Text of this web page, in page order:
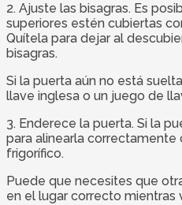
2. Ajuste las bisagras. Es
superiores estén cubiertas
Quítela para dejar al
bisagras.
Si la puerta aún no está
llave inglesa o un juego de
3. Enderece la puerta. Si la
para alinearla correctamente
frigorífico.
Puede que necesites que
en el lugar correcto mientras